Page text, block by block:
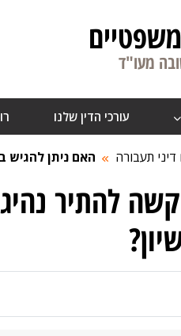
מעו"ד
עורכי הדין שלנו
דיני תעבורה האם ניתן להגיש
להתיר